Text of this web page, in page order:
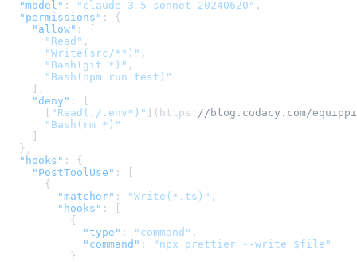
"model" : "claude-3-5-sonnet-20240620" ,
"permissions" :
{
"allow" :
[
"Read" ,
"Write(src/**)" ,
"Bash(git *)" ,
"Bash(npm run test)"
] ,
"deny" :
[
[ "Read(./.env*)" ] (https : //blog.codacy.com/
"Bash(rm *)"
]
} ,
"hooks" :
{
"PostToolUse" :
[
{
"matcher" : "Write(*.ts)" ,
"hooks" :
[
{
"type" : "command" ,
"command" :
"npx prettier --write $file"
}